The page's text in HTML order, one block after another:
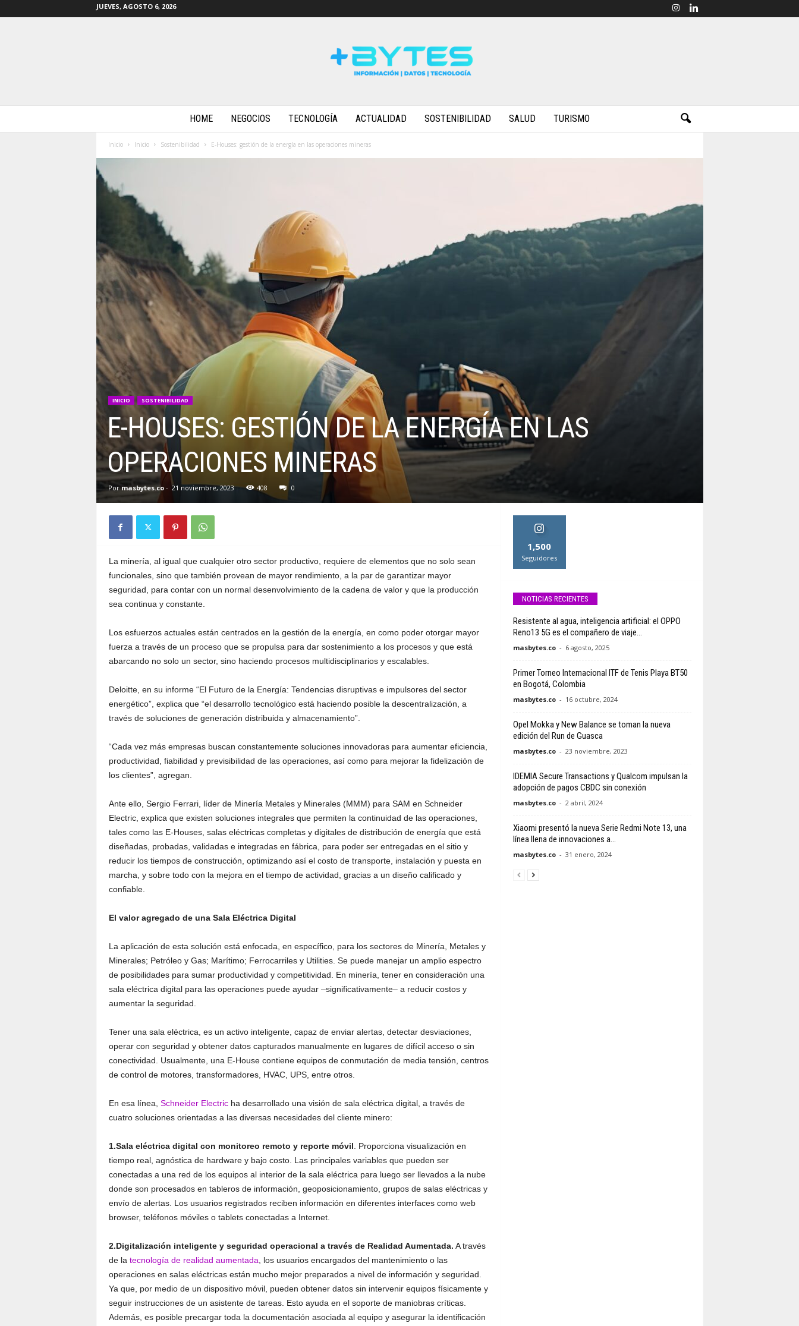
JUEVES, AGOSTO 6, 2026
HOME NEGOCIOS TECNOLOGÍA ACTUALIDAD SOSTENIBILIDAD SALUD TURISMO
Inicio Inicio Sostenibilidad E-Houses: gestión de la energía en las operaciones mineras
INICIO SOSTENIBILIDAD
E-HOUSES: GESTIÓN DE LA ENERGÍA EN LAS
OPERACIONES MINERAS
Por masbytes.co- 21 noviembre, 2023 408 0
La minería, al igual que cualquier otro sector productivo, requiere de elementos que no solo sean
funcionales, sino que también provean de mayor rendimiento, a la par de garantizar mayor
seguridad, para contar con un normal desenvolvimiento de la cadena de valor y que la producción
sea continua y constante.
Los esfuerzos actuales están centrados en la gestión de la energía, en como poder otorgar mayor
fuerza a través de un proceso que se propulsa para dar sostenimiento a los procesos y que está
abarcando no solo un sector, sino haciendo procesos multidisciplinarios y escalables.
Deloitte, en su informe “El Futuro de la Energía: Tendencias disruptivas e impulsores del sector
energético”, explica que “el desarrollo tecnológico está haciendo posible la descentralización, a
través de soluciones de generación distribuida y almacenamiento”.
“Cada vez más empresas buscan constantemente soluciones innovadoras para aumentar eficiencia,
productividad, fiabilidad y previsibilidad de las operaciones, así como para mejorar la fidelización de
los clientes”, agregan.
Ante ello, Sergio Ferrari, líder de Minería Metales y Minerales (MMM) para SAM en Schneider
Electric, explica que existen soluciones integrales que permiten la continuidad de las operaciones,
tales como las E-Houses, salas eléctricas completas y digitales de distribución de energía que está
diseñadas, probadas, validadas e integradas en fábrica, para poder ser entregadas en el sitio y
reducir los tiempos de construcción, optimizando así el costo de transporte, instalación y puesta en
marcha, y sobre todo con la mejora en el tiempo de actividad, gracias a un diseño calificado y
confiable.
El valor agregado de una Sala Eléctrica Digital
La aplicación de esta solución está enfocada, en específico, para los sectores de Minería, Metales y
Minerales; Petróleo y Gas; Marítimo; Ferrocarriles y Utilities. Se puede manejar un amplio espectro
de posibilidades para sumar productividad y competitividad. En minería, tener en consideración una
sala eléctrica digital para las operaciones puede ayudar –significativamente– a reducir costos y
aumentar la seguridad.
Tener una sala eléctrica, es un activo inteligente, capaz de enviar alertas, detectar desviaciones,
operar con seguridad y obtener datos capturados manualmente en lugares de difícil acceso o sin
conectividad. Usualmente, una E-House contiene equipos de conmutación de media tensión, centros
de control de motores, transformadores, HVAC, UPS, entre otros.
En esa línea, Schneider Electricha desarrollado una visión de sala eléctrica digital, a través de
cuatro soluciones orientadas a las diversas necesidades del cliente minero:
1.Sala eléctrica digital con monitoreo remoto y reporte móvil . Proporciona visualización en
tiempo real, agnóstica de hardware y bajo costo. Las principales variables que pueden ser
conectadas a una red de los equipos al interior de la sala eléctrica para luego ser llevados a la nube
donde son procesados en tableros de información, geoposicionamiento, grupos de salas eléctricas y
envío de alertas. Los usuarios registrados reciben información en diferentes interfaces como web
browser, teléfonos móviles o tablets conectadas a Internet.
2.Digitalización inteligente y seguridad operacional a través de Realidad Aumentada. A través
de la tecnología de realidad aumentada , los usuarios encargados del mantenimiento o las
operaciones en salas eléctricas están mucho mejor preparados a nivel de información y seguridad.
Ya que, por medio de un dispositivo móvil, pueden obtener datos sin intervenir equipos físicamente y
seguir instrucciones de un asistente de tareas. Esto ayuda en el soporte de maniobras críticas.
Además, es posible precargar toda la documentación asociada al equipo y asegurar la identificación
1,500
Seguidores
NOTICIAS RECIENTES
Resistente al agua, inteligencia artificial: el OPPO
Reno13 5G es el compañero de viaje...
masbytes.co - 6 agosto, 2025
Primer Torneo Internacional ITF de Tenis Playa BT50
en Bogotá, Colombia
masbytes.co - 16 octubre, 2024
Opel Mokka y New Balance se toman la nueva
edición del Run de Guasca
masbytes.co - 23 noviembre, 2023
IDEMIA Secure Transactions y Qualcom impulsan la
adopción de pagos CBDC sin conexión
masbytes.co - 2 abril, 2024
Xiaomi presentó la nueva Serie Redmi Note 13, una
línea llena de innovaciones a...
masbytes.co - 31 enero, 2024